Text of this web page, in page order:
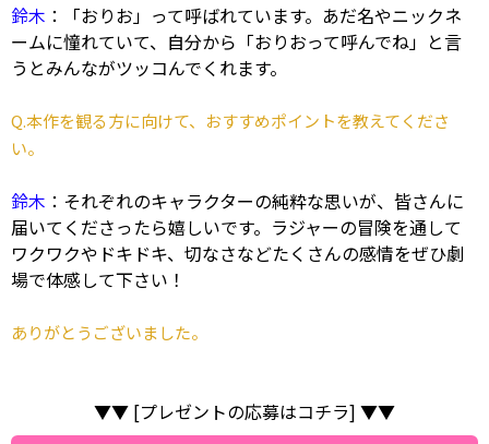
鈴木 ：「おりお」って呼ばれています。あだ名やニックネ
ームに憧れていて、自分から「おりおって呼んでね」と言
うとみんながツッコんでくれます。
Q.本作を観る方に向けて、おすすめポイントを教えてくださ
い。
鈴木 ：それぞれのキャラクターの純粋な思いが、皆さんに
届いてくださったら嬉しいです。ラジャーの冒険を通して
ワクワクやドキドキ、切なさなどたくさんの感情をぜひ劇
場で体感して下さい！
ありがとうございました。
▼▼ [プレゼントの応募はコチラ] ▼▼